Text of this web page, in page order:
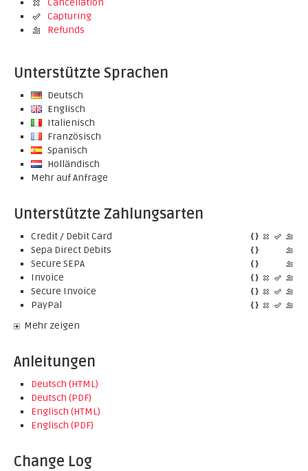
Cancellation
Capturing
Refunds
Unterstützte Sprachen
Deutsch
Englisch
Italienisch
Französisch
Spanisch
Holländisch
Mehr auf Anfrage
Unterstützte Zahlungsarten
Credit / Debit Card
Sepa Direct Debits
Secure SEPA
Invoice
Secure Invoice
PayPal
Mehr zeigen
Anleitungen
Deutsch (HTML)
Deutsch (PDF)
Englisch (HTML)
Englisch (PDF)
Change Log